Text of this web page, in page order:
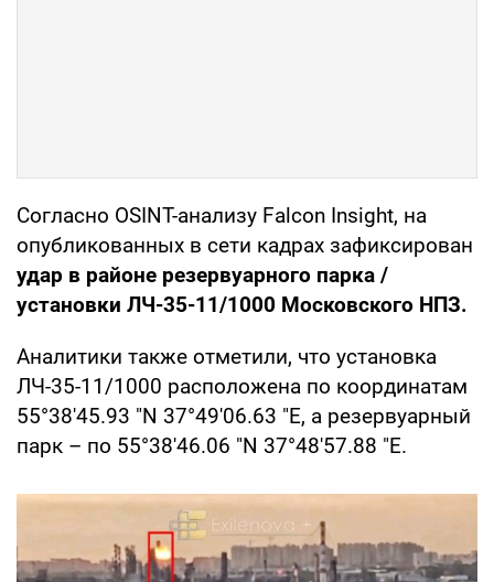
Согласно OSINT-анализу Falcon Insight, на
опубликованных в сети кадрах зафиксирован
удар в районе резервуарного парка /
установки ЛЧ-35-11/1000 Московского НПЗ.
Аналитики также отметили, что установка
ЛЧ-35-11/1000 расположена по координатам
55°38'45.93 "N 37°49'06.63 "E, а резервуарный
парк – по 55°38'46.06 "N 37°48'57.88 "E.